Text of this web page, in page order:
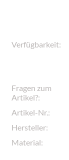
Verfügbarkeit:
Fragen zum
Artikel?:
Artikel-Nr.:
Hersteller:
Material: